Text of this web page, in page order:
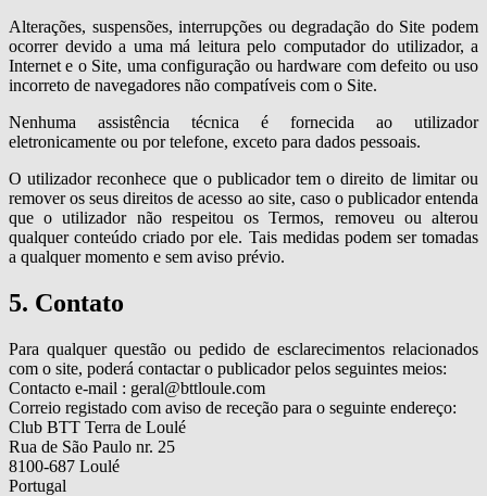
Alterações, suspensões, interrupções ou degradação do Site podem
ocorrer devido a uma má leitura pelo computador do utilizador, a
Internet e o Site, uma configuração ou hardware com defeito ou uso
incorreto de navegadores não compatíveis com o Site.
Nenhuma assistência técnica é fornecida ao utilizador
eletronicamente ou por telefone, exceto para dados pessoais.
O utilizador reconhece que o publicador tem o direito de limitar ou
remover os seus direitos de acesso ao site, caso o publicador entenda
que o utilizador não respeitou os Termos, removeu ou alterou
qualquer conteúdo criado por ele. Tais medidas podem ser tomadas
a qualquer momento e sem aviso prévio.
5. Contato
Para qualquer questão ou pedido de esclarecimentos relacionados
com o site, poderá contactar o publicador pelos seguintes meios:
Contacto e-mail : geral@bttloule.com
Correio registado com aviso de receção para o seguinte endereço:
Club BTT Terra de Loulé
Rua de São Paulo nr. 25
8100-687 Loulé
Portugal